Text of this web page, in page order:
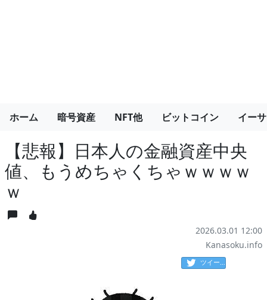
ホーム 暗号資産 NFT他 ビットコイン イー
【悲報】日本人の金融資産中央
値、もうめちゃくちゃｗｗｗｗ
ｗ
2026.03.01 12:00
Kanasoku.info
ツイート